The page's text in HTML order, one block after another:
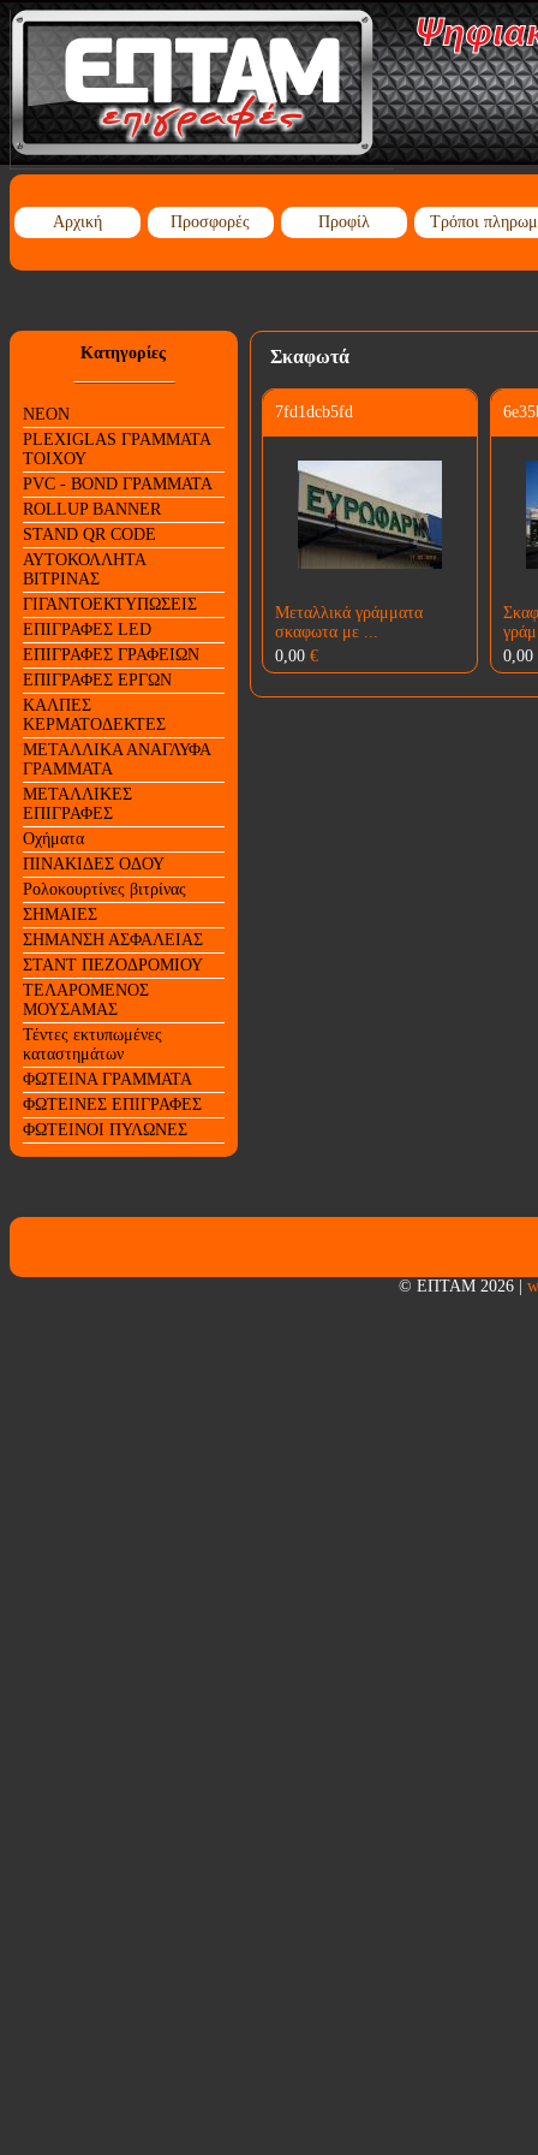
Αρχική Προσφορές Προφίλ Τρόποι
Κατηγορίες
NEON
PLEXIGLAS ΓΡΑΜΜΑΤΑ
ΤΟΙΧΟΥ
PVC - BOND ΓΡΑΜΜΑΤΑ
ROLLUP BANNER
STAND QR CODE
ΑΥΤΟΚΟΛΛΗΤΑ
ΒΙΤΡΙΝΑΣ
ΓΙΓΑΝΤΟΕΚΤΥΠΩΣΕΙΣ
ΕΠΙΓΡΑΦΕΣ LED
ΕΠΙΓΡΑΦΕΣ ΓΡΑΦΕΙΩΝ
ΕΠΙΓΡΑΦΕΣ ΕΡΓΩΝ
ΚΑΛΠΕΣ
ΚΕΡΜΑΤΟΔΕΚΤΕΣ
ΜΕΤΑΛΛΙΚΑ ΑΝΑΓΛΥΦΑ
ΓΡΑΜΜΑΤΑ
ΜΕΤΑΛΛΙΚΕΣ
ΕΠΙΓΡΑΦΕΣ
Οχήματα
ΠΙΝΑΚΙΔΕΣ ΟΔΟΥ
Ρολοκουρτίνες βιτρίνας
ΣΗΜΑΙΕΣ
ΣΗΜΑΝΣΗ ΑΣΦΑΛΕΙΑΣ
ΣΤΑΝΤ ΠΕΖΟΔΡΟΜΙΟΥ
ΤΕΛΑΡΟΜΕΝΟΣ
ΜΟΥΣΑΜΑΣ
Τέντες εκτυπωμένες
καταστημάτων
ΦΩΤΕΙΝΑ ΓΡΑΜΜΑΤΑ
ΦΩΤΕΙΝΕΣ ΕΠΙΓΡΑΦΕΣ
ΦΩΤΕΙΝΟΙ ΠΥΛΩΝΕΣ
Σκαφωτά
7fd1dcb5fd
Μεταλλικά γράμματα
σκαφωτα με ...
0,00 €
0,00
© ΕΠΤΑΜ 2026 |